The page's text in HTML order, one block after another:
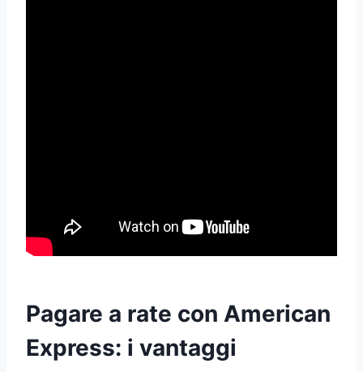
Pagare a rate con American
Express: i vantaggi